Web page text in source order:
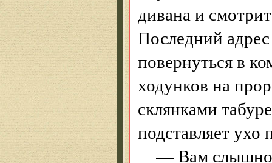
дивана и
Последний адрес
повернуться в
ходунков на
склянками
подставляет ухо
— Вам